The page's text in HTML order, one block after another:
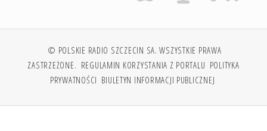
© POLSKIE RADIO SZCZECIN SA. WSZYSTKIE PRAWA
ZASTRZEŻONE. REGULAMIN KORZYSTANIA Z PORTALU POLITYKA
PRYWATNOŚCI BIULETYN INFORMACJI PUBLICZNEJ